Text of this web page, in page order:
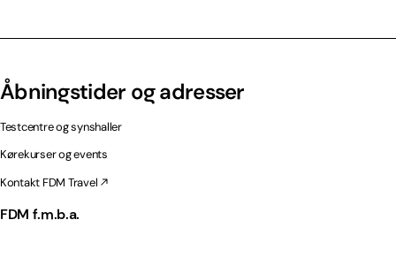
Åbningstider og adresser
Testcentre og synshaller
Kørekurser og events
Kontakt FDM Travel
FDM f.m.b.a.